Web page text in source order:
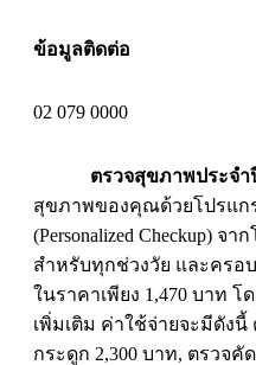
ข้อมูลติดต่อ
02 079 0000
ตรวจสุขภาพประจำ
สุขภาพของคุณด้วยโปรแก
(Personalized Checkup)
สำหรับทุกช่วงวัย และครอ
ในราคาเพียง 1,470 บาท
เพิ่มเติม ค่าใช้จ่ายจะมีดัง
กระดูก 2,300 บาท, ตรวจคั